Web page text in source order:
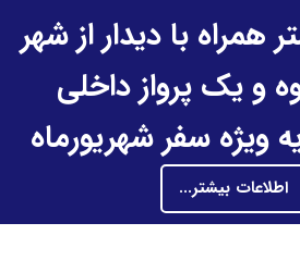
همراه با دیدار از شهر
و یک پرواز داخلی
ویژه سفر شهریورماه
اطلاعات بیشتر...